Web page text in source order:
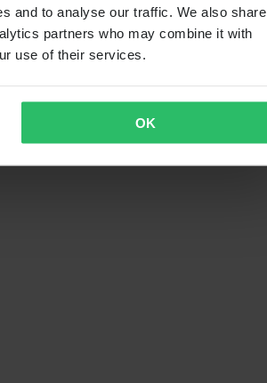
and to analyse our traffic. We also share
partners who may combine it with
use of their services.
OK